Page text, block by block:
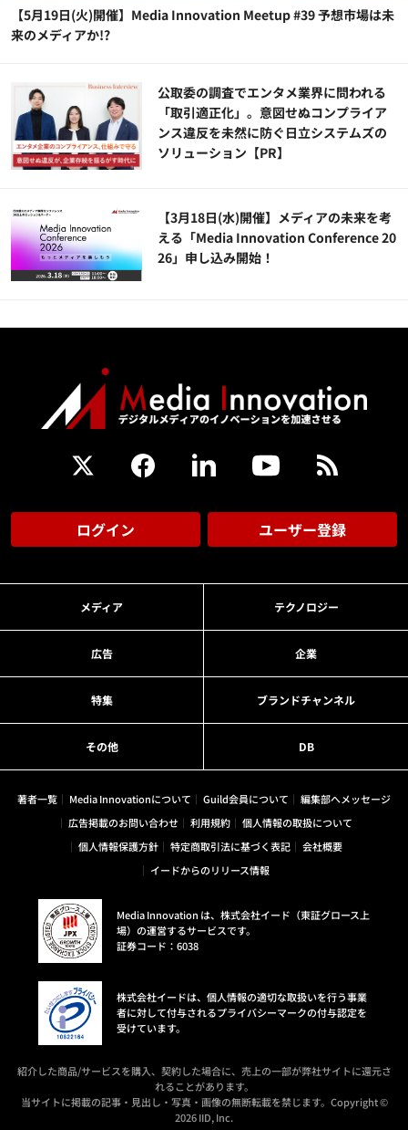
【5月19日(火)開催】Media Innovation Meetup #39 予想市場は未
来のメディアか!?
公​​取委の調査でエンタメ業界に問われる
「取引適正化」。意図せぬコンプライア
ンス違反を未然に防ぐ日立システムズの
ソリューション​【PR】
【3月18日(水)開催】メディアの未来を考
える「Media Innovation Conference 20
26」申し込み開始！
ログイン ユーザー登録
メディア テクノロジー
広告 企業
特集 ブランドチャンネル
その他 DB
著者一覧 Media Innovationについて Guild会員について
編集部へメッセージ
広告掲載のお問い合わせ
利用規約
個人情報の取扱について
個人情報保護方針
特定商取引法に基づく表記
会社概要
イードからのリリース情報
Media Innovation は、株式会社イード（東証グロース上
場）の運営するサービスです。
証券コード：6038
株式会社イードは、個人情報の適切な取扱いを行う事業
者に対して付与されるプライバシーマークの付与認定を
受けています。
紹介した商品/サービスを購入、契約した場合に、売上の一部が弊社サイトに還元さ
れることがあります。
当サイトに掲載の記事・見出し・写真・画像の無断転載を禁じます。Copyright ©
2026 IID, Inc.